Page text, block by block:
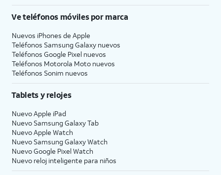
Ve teléfonos móviles por marca
Nuevos iPhones de Apple
Teléfonos Samsung Galaxy nuevos
Teléfonos Google Pixel nuevos
Teléfonos Motorola Moto nuevos
Teléfonos Sonim nuevos
Tablets y relojes
Nuevo Apple iPad
Nuevo Samsung Galaxy Tab
Nuevo Apple Watch
Nuevo Samsung Galaxy Watch
Nuevo Google Pixel Watch
Nuevo reloj inteligente para niños